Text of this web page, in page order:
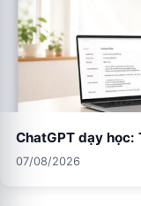
ChatGPT dạy
07/08/2026